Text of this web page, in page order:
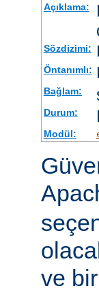
Açıklama:
Sözdizimi:
Öntanımlı:
Bağlam:
Durum:
Modül:
ve